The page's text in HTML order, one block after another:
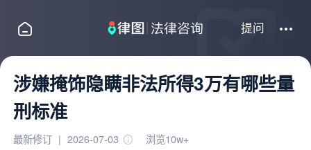
提问
涉嫌掩饰隐瞒非法所得3万有哪些量
刑标准
最新修订 | 2026-07-03 浏览10w+